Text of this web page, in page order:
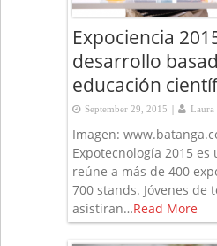
Expociencia
desarrollo
educación
September 29, 2015 | Laura
Imagen:
Expotecnología 2015
reúne a más de 400
700 stands. Jóvenes de
asistiran…Read More